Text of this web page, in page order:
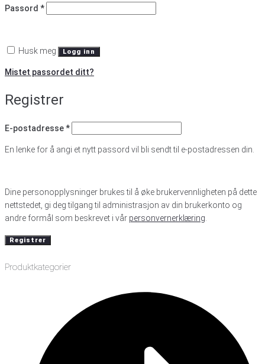
Passord *Påkrevd
Husk meg Logg inn
Mistet passordet ditt?
Registrer
E-postadresse*Påkrevd
En lenke for å angi et nytt passord vil bli sendt til e-postadressen din.
Dine personopplysninger brukes til å øke brukervennligheten på dette
nettstedet, gi deg tilgang til administrasjon av din brukerkonto og
andre formål som beskrevet i vår personvernerklæring
Registrer
Produktkategorier